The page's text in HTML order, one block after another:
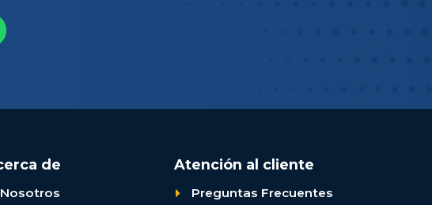
de
Nosotros
Atención al cliente
Preguntas Frecuentes